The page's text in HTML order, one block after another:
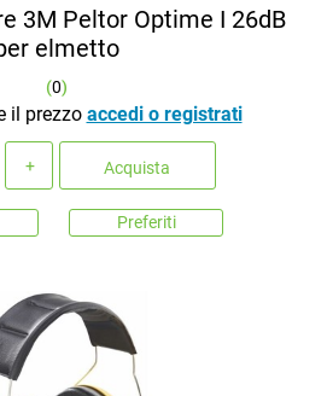
3M Peltor Optime I 26dB
elmetto
(0)
il prezzo accedi o registrati
Acquista
Preferiti